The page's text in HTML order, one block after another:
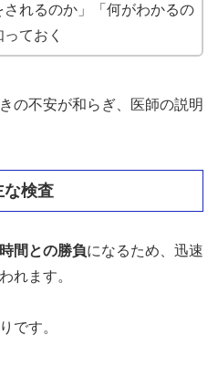
されるのか」「何がわかるの
ておく
の不安が和らぎ、医師の説明
な検査
時間との勝負になるため、迅速
れます。
です。